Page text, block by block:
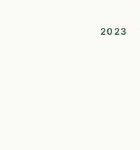
2023